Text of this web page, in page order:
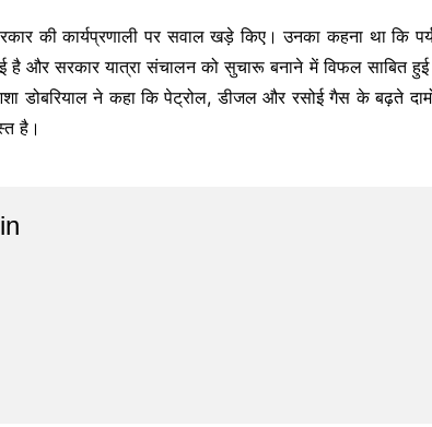
की कार्यप्रणाली पर सवाल खड़े किए। उनका कहना था कि
है और सरकार यात्रा संचालन को सुचारू बनाने में विफल साबित
डोबरियाल ने कहा कि पेट्रोल, डीजल और रसोई गैस के बढ़ते
है।